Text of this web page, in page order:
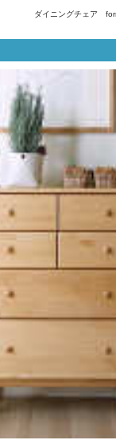
ダイニングチェア